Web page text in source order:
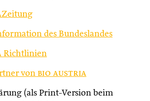
Zeitung
des Bundeslandes
Richtlinien
von bio austria
(als Print-Version beim